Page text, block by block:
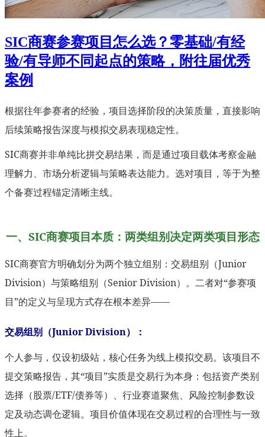
SIC商赛参赛项目怎么选？零基础/有经
验/有导师不同起点的策略，附往届优秀
案例
根据往年参赛者的经验，项目选择阶段的决策质量，直接影响
后续策略报告深度与模拟交易表现稳定性。
SIC商赛并非单纯比拼交易结果，而是通过项目载体考察金融
理解力、市场分析逻辑与策略表达能力。选对项目，等于为整
个备赛过程锚定清晰主线。
一、SIC商赛项目本质：两类组别决定两类项目形态
SIC商赛官方明确划分为两个独立组别：交易组别（Junior
Division）与策略组别（Senior Division）。二者对“参赛项
目”的定义与呈现方式存在根本差异——
交易组别（Junior Division）：
个人参与，仅设初级站，核心任务为线上模拟交易。该项目不
提交策略报告，其“项目”实质是交易行为本身：包括资产类别
选择（股票/ETF/债券等）、行业赛道聚焦、风险控制参数设
定及动态调仓逻辑。项目价值体现在交易过程的合理性与一致
性上。